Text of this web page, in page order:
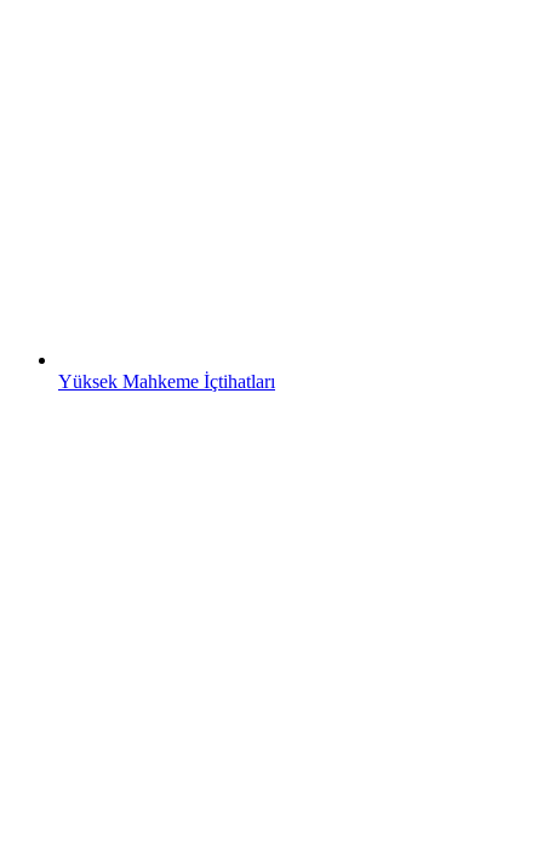
Yüksek Mahkeme İçtihatları